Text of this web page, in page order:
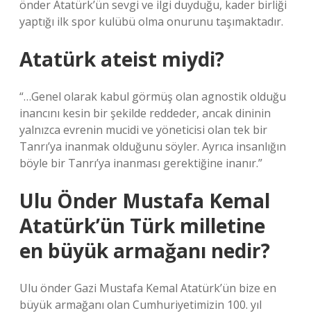
önder Atatürk’ün sevgi ve ilgi duyduğu, kader birliği
yaptığı ilk spor kulübü olma onurunu taşımaktadır.
Atatürk ateist miydi?
“…Genel olarak kabul görmüş olan agnostik olduğu
inancını kesin bir şekilde reddeder, ancak dininin
yalnızca evrenin mucidi ve yöneticisi olan tek bir
Tanrı’ya inanmak olduğunu söyler. Ayrıca insanlığın
böyle bir Tanrı’ya inanması gerektiğine inanır.”
Ulu Önder Mustafa Kemal
Atatürk’ün Türk milletine
en büyük armağanı nedir?
Ulu önder Gazi Mustafa Kemal Atatürk’ün bize en
büyük armağanı olan Cumhuriyetimizin 100. yıl